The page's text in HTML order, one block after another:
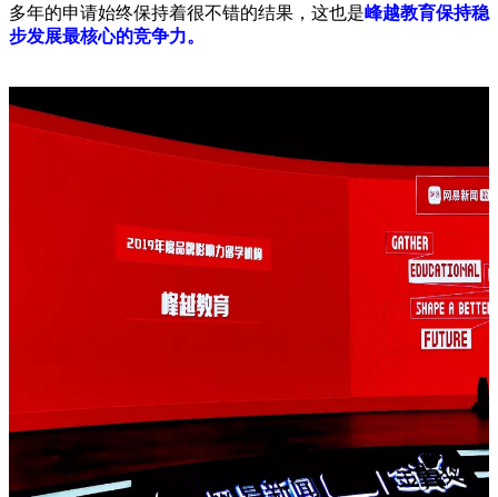
多年的申请始终保持着很不错的结果，这也是峰越教育保持稳
步发展最核心的竞争力。